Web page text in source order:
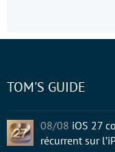
TOM'S GUIDE
08/08 iOS 27
récurrent sur